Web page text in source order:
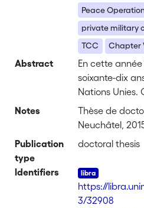
Peace
private military
TCC
Chapter
Abstract
En cette année
soixante-dix
Nations Unies.
dû être
paix et la joie –
monde de plus
tous les efforts
l’ONU, depuis
résoudre les
Notes
Thèse de
Neuchâtel,
Publication
type
doctoral thesis
Identifiers
https://
3/32908